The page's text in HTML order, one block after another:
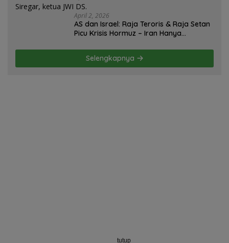
April 2, 2026
AS dan Israel: Raja Teroris & Raja Setan
Picu Krisis Hormuz – Iran Hanya
ketua JWI DS.
Selengkapnya
tutup